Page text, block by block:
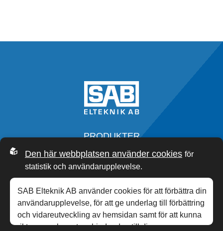
PRODUKTER
SERVICE
OM OSS
SAB ACADEMY
NYHETER
KONTAKT
Den här webbplatsen använder cookies för
statistik och användarupplevelse.
SAB Elteknik AB använder cookies för att förbättra din
användarupplevelse, för att ge underlag till förbättring
och vidareutveckling av hemsidan samt för att kunna
rikta mer relevanta erbjudanden till dig.